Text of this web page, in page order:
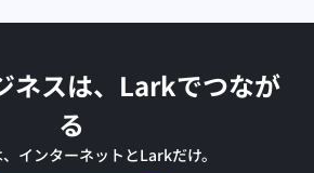
ネスは、Larkでつなが
る
インターネットとLarkだけ。